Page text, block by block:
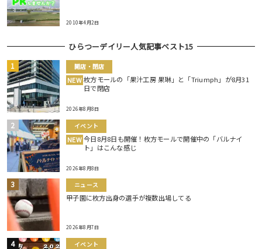
2010年4月2日
ひらつーデイリー人気記事ベスト15
開店・閉店
NEW 枚方モールの「果汁工房 果琳」と「Triumph」が8月31
日で閉店
2026年8月8日
イベント
NEW 今日8月8日も開催！枚方モールで開催中の「バルナイ
ト」はこんな感じ
2026年8月8日
ニュース
甲子園に枚方出身の選手が複数出場してる
2026年8月7日
イベント